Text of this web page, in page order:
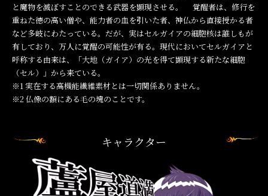
と魔物を滅ぼすことのできる武器を顕現させる。 覚醒者は、修行を
重ねた徳の高い僧や、能力者の血を引いた者、神仏から直接授かる者
など多岐にわたっている。だが、実はセルガイアの細胞核は誰しもが
有しており、万人に覚醒の可能性が有る。現代においてセルガイアと
呼称する由来は、「大地（ガイア）の光を得て顕現する新たな細胞
（セル）」から来ている。
※1 実在する高機能繊維素材とは一切関係ありません。
※2 仏像の額にある毛の塊のことです。
キャラクター